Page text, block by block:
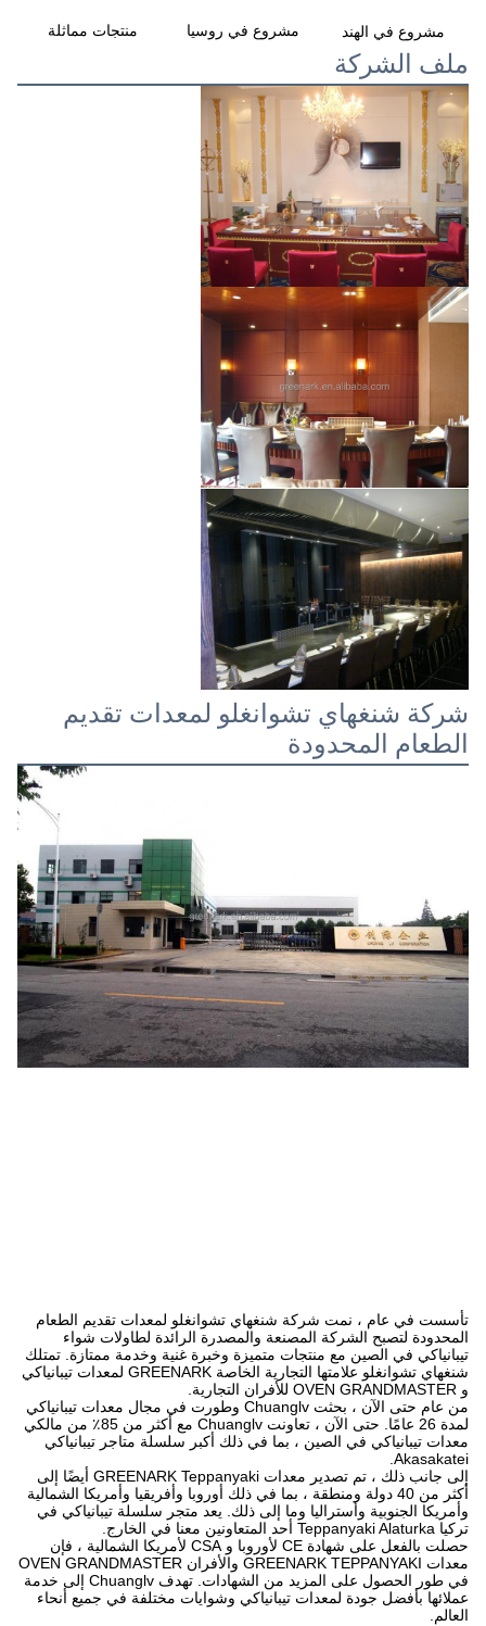
مشروع في الهند مشروع في روسيا منتجات مماثلة
ملف الشركة
شركة شنغهاي تشوانغلو لمعدات تقديم
الطعام المحدودة
تأسست في عام ، نمت شركة شنغهاي تشوانغلو لمعدات تقديم الطعام
المحدودة لتصبح الشركة المصنعة والمصدرة الرائدة لطاولات شواء
تيبانياكي في الصين مع منتجات متميزة وخبرة غنية وخدمة ممتازة. تمتلك
شنغهاي تشوانغلو علامتها التجارية الخاصة GREENARK لمعدات تيبانياكي
و OVEN GRANDMASTER للأفران التجارية.
من عام حتى الآن ، بحثت Chuanglv وطورت في مجال معدات تيبانياكي
لمدة 26 عامًا. حتى الآن ، تعاونت Chuanglv مع أكثر من 85٪ من مالكي
معدات تيبانياكي في الصين ، بما في ذلك أكبر سلسلة متاجر تيبانياكي
Akasakatei.
إلى جانب ذلك ، تم تصدير معدات GREENARK Teppanyaki أيضًا إلى
أكثر من 40 دولة ومنطقة ، بما في ذلك أوروبا وأفريقيا وأمريكا الشمالية
وأمريكا الجنوبية وأستراليا وما إلى ذلك. يعد متجر سلسلة تيبانياكي في
تركيا Teppanyaki Alaturka أحد المتعاونين معنا في الخارج.
حصلت بالفعل على شهادة CE لأوروبا و CSA لأمريكا الشمالية ، فإن
معدات GREENARK TEPPANYAKI والأفران OVEN GRANDMASTER
في طور الحصول على المزيد من الشهادات. تهدف Chuanglv إلى خدمة
عملائها بأفضل جودة لمعدات تيبانياكي وشوايات مختلفة في جميع أنحاء
العالم.